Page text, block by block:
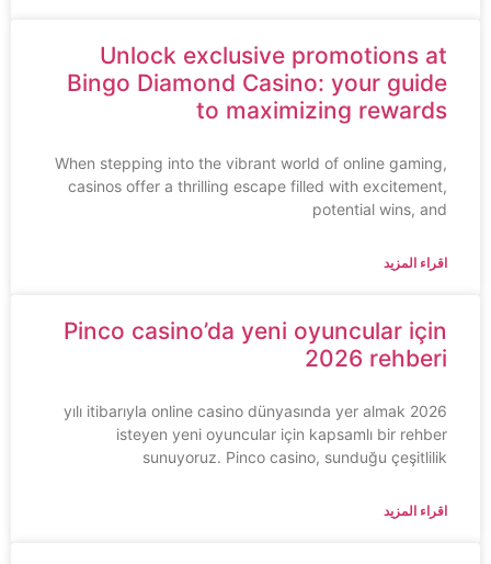
Unlock exclusive promotions at
Bingo Diamond Casino: your guide
to maximizing rewards
When stepping into the vibrant world of online gaming,
casinos offer a thrilling escape filled with excitement,
potential wins, and
اقراء المزيد
Pinco casino’da yeni oyuncular için
2026 rehberi
2026 yılı itibarıyla online casino dünyasında yer almak
isteyen yeni oyuncular için kapsamlı bir rehber
sunuyoruz. Pinco casino, sunduğu çeşitlilik
اقراء المزيد